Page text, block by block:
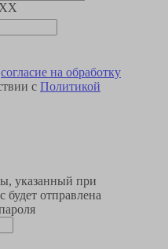
согласие на обработку
с Политикой
указанный при
будет отправлена